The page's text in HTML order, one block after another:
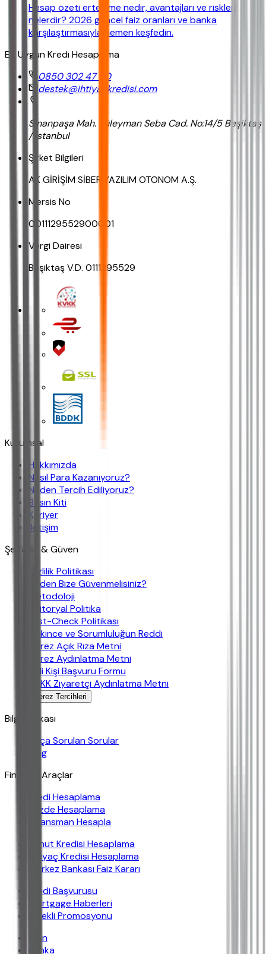
Hesap özeti erteleme nedir, avantajları ve riskleri
nelerdir? 2026 güncel faiz oranları ve banka
karşılaştırmasıyla hemen keşfedin.
En Uygun Kredi Hesaplama
0850 302 47 90
destek@ihtiyackredisi.com
Sinanpaşa Mah. Süleyman Seba Cad. No:14/5 Beşiktaş
/ İstanbul
Şirket Bilgileri
AK GİRİŞİM SİBER YAZILIM OTONOM A.Ş.
Mersis No
0011129552900001
Vergi Dairesi
Beşiktaş V.D. 0111295529
Kurumsal
Hakkımızda
Nasıl Para Kazanıyoruz?
Neden Tercih Ediliyoruz?
Basın Kiti
Kariyer
İletişim
Şeffaflık & Güven
Gizlilik Politikası
Neden Bize Güvenmelisiniz?
Metodoloji
Editoryal Politika
Fast-Check Politikası
Çekince ve Sorumluluğun Reddi
Çerez Açık Rıza Metni
Çerez Aydınlatma Metni
İlgili Kişi Başvuru Formu
KVKK Ziyaretçi Aydınlatma Metni
Çerez Tercihleri
Bilgi Bankası
Sıkça Sorulan Sorular
Blog
Finansal Araçlar
Kredi Hesaplama
Yüzde Hesaplama
Finansman Hesapla
Konut Kredisi Hesaplama
İhtiyaç Kredisi Hesaplama
Merkez Bankası Faiz Kararı
Kredi Başvurusu
Mortgage Haberleri
Emekli Promosyonu
İban
Banka